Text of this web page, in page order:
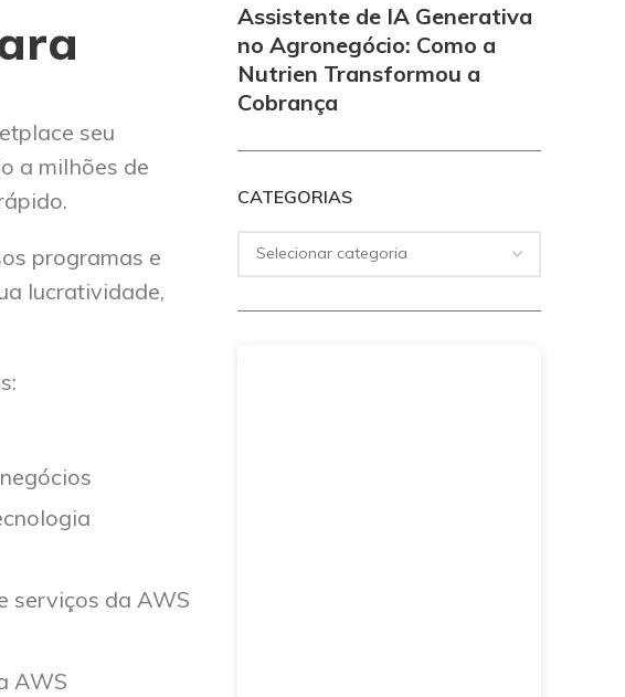
seu
a milhões de
programas e
lucratividade,
serviços da AWS
AWS
Assistente de IA Generativa
no Agronegócio: Como a
Nutrien Transformou a
Cobrança
CATEGORIAS